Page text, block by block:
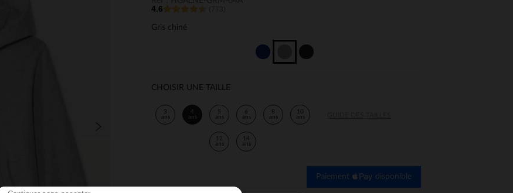
4.6
Gris chiné
CHOISIR UNE TAILLE
3
ans
4
ans
5
ans
6
ans
8
ans
10
ans
12
ans
14
ans
Paiement disponible